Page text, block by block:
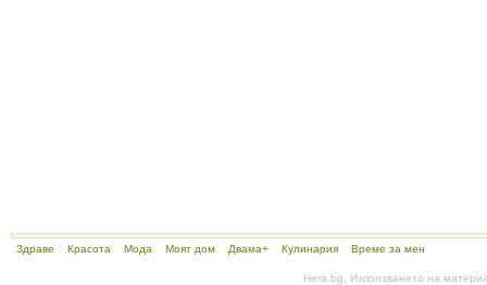
Здраве Красота Мода Моят дом Двама+ Кулинария Време за мен
Hera.bg. Използването на